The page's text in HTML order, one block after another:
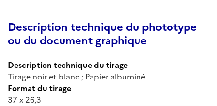
Description technique du phototype
ou du document graphique
Description technique du tirage
Tirage noir et blanc ; Papier albuminé
Format du tirage
37 x 26,3